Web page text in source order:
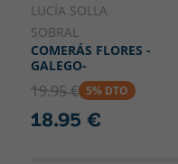
LUCÍA SOLLA
SOBRAL
COMERÁS FLORES -
GALEGO-
19.95 € 5% DTO
18.95 €